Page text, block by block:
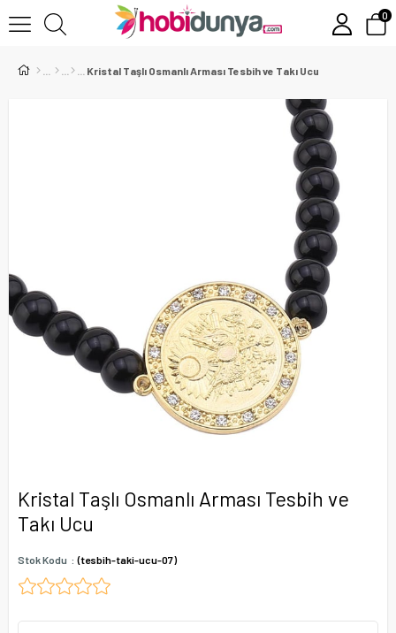
0
Kristal Taşlı Osmanlı Arması Tesbih ve Takı Ucu
Kristal Taşlı Osmanlı Arması Tesbih ve
Takı Ucu
Stok Kodu (tesbih-taki-ucu-07)